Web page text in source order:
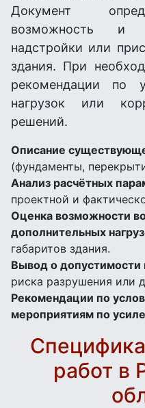
Документ
возможность и
надстройки или
здания. При
рекомендации по
нагрузок или
решений.
Описание
(фундаменты,
Анализ расчётных
проектной и
Оценка возможности
дополнительных
габаритов здания.
Вывод о допустимости
риска разрушения или
Рекомендации по
мероприятиям по
работ в